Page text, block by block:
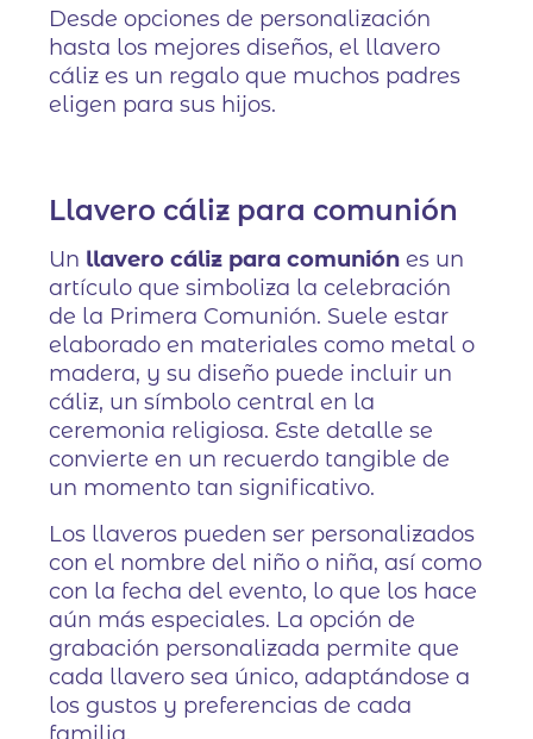
Desde opciones de personalización
hasta los mejores diseños, el llavero
cáliz es un regalo que muchos padres
eligen para sus hijos.
Llavero cáliz para comunión
Un llavero cáliz para comunión es un
artículo que simboliza la celebración
de la Primera Comunión. Suele estar
elaborado en materiales como metal o
madera, y su diseño puede incluir un
cáliz, un símbolo central en la
ceremonia religiosa. Este detalle se
convierte en un recuerdo tangible de
un momento tan significativo.
Los llaveros pueden ser personalizados
con el nombre del niño o niña, así como
con la fecha del evento, lo que los hace
aún más especiales. La opción de
grabación personalizada permite que
cada llavero sea único, adaptándose a
los gustos y preferencias de cada